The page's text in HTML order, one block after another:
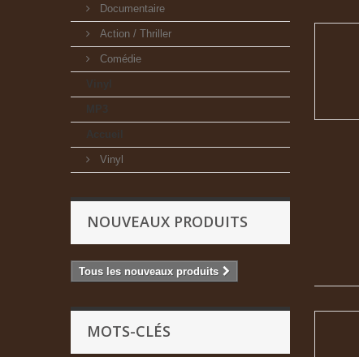
Documentaire
Action / Thriller
Comédie
Accueil
Vinyl
NOUVEAUX PRODUITS
Tous les nouveaux produits
MOTS-CLÉS